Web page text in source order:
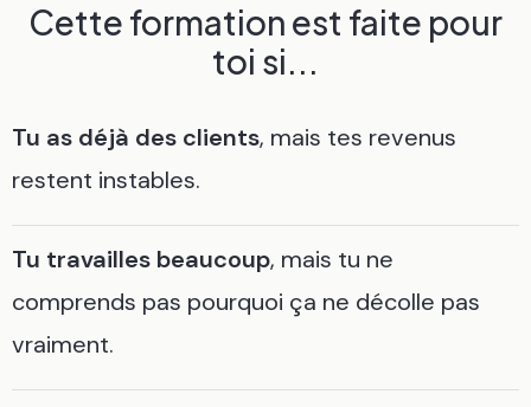
Cette formation est faite pour
toi si...
Tu as déjà des clients, mais tes revenus
restent instables.
Tu travailles beaucoup, mais tu ne
comprends pas pourquoi ça ne décolle pas
vraiment.